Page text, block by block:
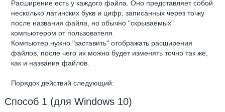
Расширение есть у каждого файла. Оно представляет собой
несколько латинских букв и цифр, записанных через точку
после названия файла, но обычно "скрываемых"
компьютером от пользователя.
Компьютер нужно "заставить" отображать расширения
файлов, после чего их можно будет изменять точно так же,
как и названия файлов.
Порядок действий следующий:
Способ 1 (для Windows 10)